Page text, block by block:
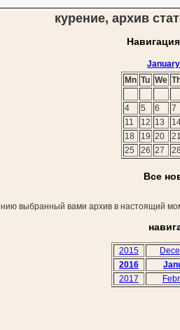
курение, архив
Mn Tu We
4 5 6
7
11
12 13
18
19 20
25
26 27
Все
выбранный вами архив в настоящий
2015
2016
2017